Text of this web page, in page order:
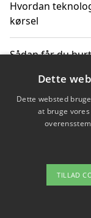
Hvordan
kørsel
Sådan får du
Sådan lærer du
Gentofte
Om
Dette
Dette websted
at bruge
TILLAD